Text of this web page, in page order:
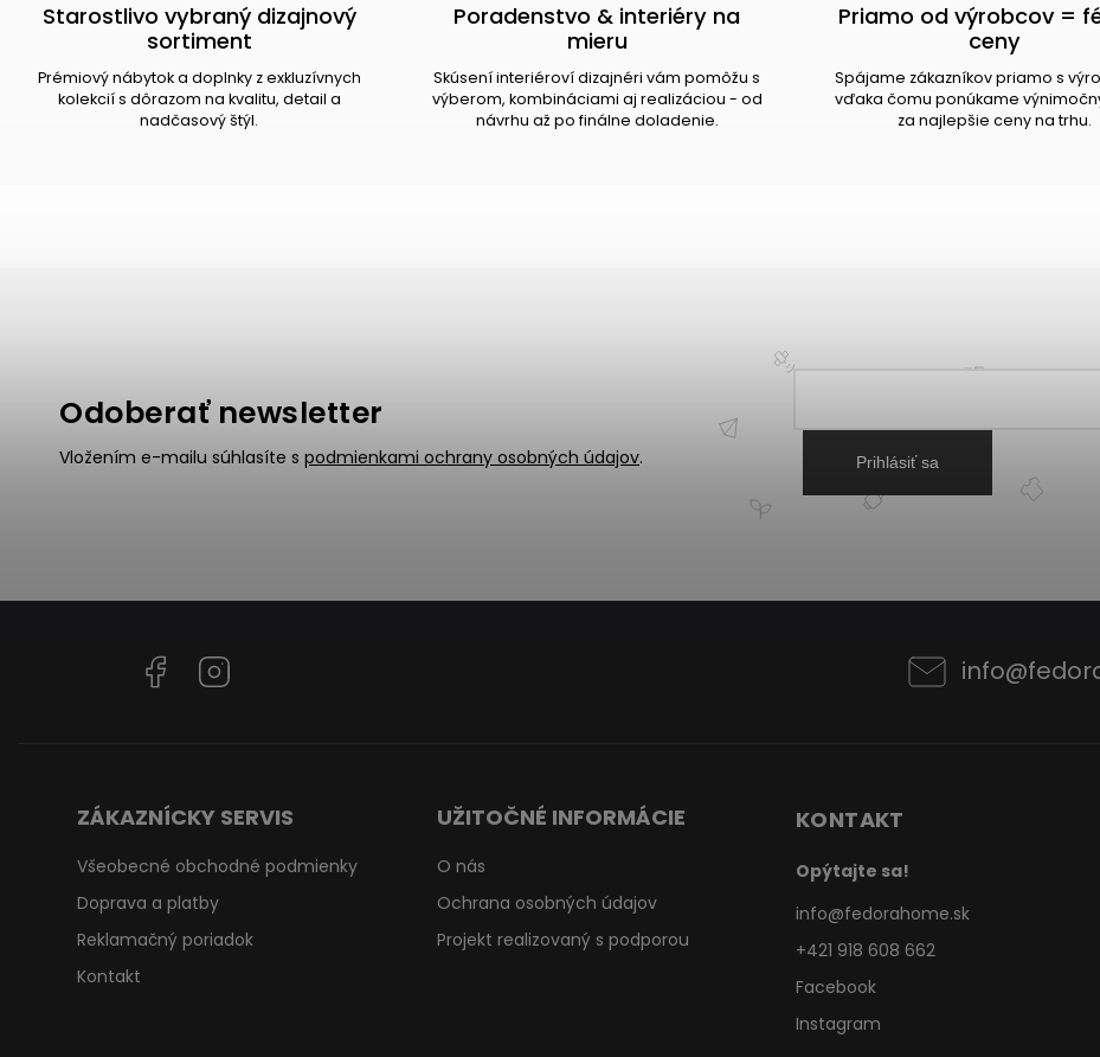
Starostlivo vybraný dizajnový
sortiment
Prémiový nábytok a doplnky z exkluzívnych
kolekcií s dôrazom na kvalitu, detail a
nadčasový štýl.
Poradenstvo & interiéry na
mieru
Skúsení interiéroví dizajnéri vám pomôžu s
výberom, kombináciami aj realizáciou - od
návrhu až po finálne doladenie.
Priamo od výrobcov =
ceny
Spájame zákazníkov priamo s
vďaka čomu ponúkame
za najlepšie ceny na trhu.
Odoberať newsletter
Vložením e-mailu súhlasíte s podmienkami ochrany osobných údajov. Prihlásiť sa
Facebook info@
ZÁKAZNÍCKY SERVIS
Všeobecné obchodné podmienky
Doprava a platby
Reklamačný poriadok
Kontakt
UŽITOČNÉ INFORMÁCIE
O nás
Ochrana osobných údajov
Projekt realizovaný s podporou
KONTAKT
Opýtajte sa!
info@fedorahome.sk
+421 918 608 662
Facebook
Instagram